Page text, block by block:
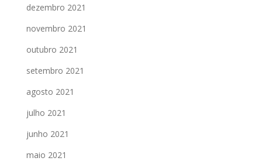
dezembro 2021
novembro 2021
outubro 2021
setembro 2021
agosto 2021
julho 2021
junho 2021
maio 2021